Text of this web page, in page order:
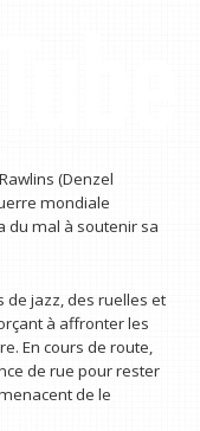
(Denzel
mondiale
du mal à soutenir sa
de jazz, des ruelles et
à affronter les
En cours de route,
de rue pour rester
de le